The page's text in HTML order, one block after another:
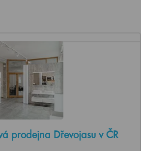
prodejna Dřevojasu v ČR